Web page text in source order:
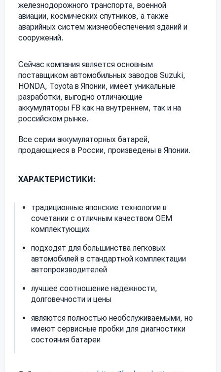
железнодорожного транспорта, военной
авиации, космических спутников, а также
аварийных систем жизнеобеспечения зданий и
сооружений.
Сейчас компания является основным
поставщиком автомобильных заводов Suzuki,
HONDA, Toyota в Японии, имеет уникальные
разработки, выгодно отличающие
аккумуляторы FB как на внутреннем, так и на
российском рынке.
Все серии аккумуляторных батарей,
продающиеся в России, произведены в Японии.
ХАРАКТЕРИСТИКИ:
традиционные японские технологии в
сочетании с отличным качеством OEM
комплектующих
подходят для большинства легковых
автомобилей в стандартной комплектации
автопроизводителей
лучшее соотношение надежности,
долговечности и цены
являются полностью необслуживаемыми, но
имеют сервисные пробки для диагностики
состояния батареи